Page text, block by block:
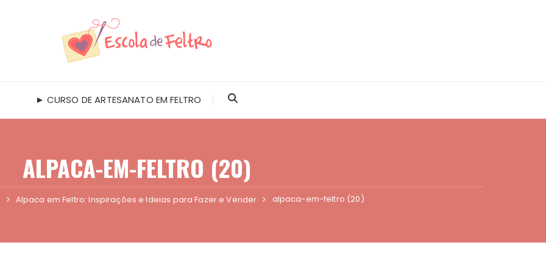
► CURSO DE ARTESANATO EM FELTRO
ALPACA-EM-FELTRO (20)
Alpaca em Feltro: Inspirações e Ideias para Fazer e Vender alpaca-em-feltro (20)